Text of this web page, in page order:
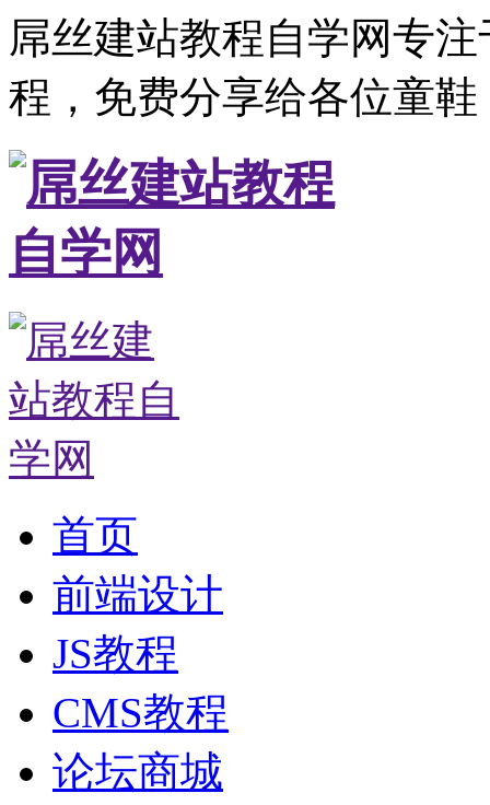
屌丝建站教程自学网专
程，免费分享给各位童
首页
前端设计
JS教程
CMS教程
论坛商城